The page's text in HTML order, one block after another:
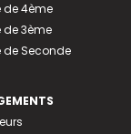
de 4ème
3ème
Seconde